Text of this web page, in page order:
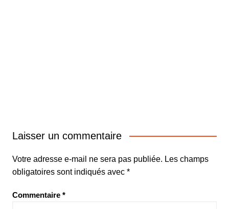
Laisser un commentaire
Votre adresse e-mail ne sera pas publiée. Les champs
obligatoires sont indiqués avec *
Commentaire *